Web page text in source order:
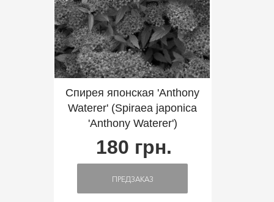
Спирея японская 'Anthony
Waterer' (Spiraea japonica
'Anthony Waterer')
180 грн.
ПРЕДЗАКАЗ